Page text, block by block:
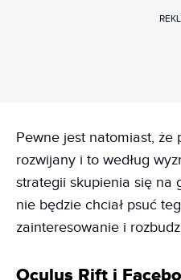
Pewne jest natomiast, że
rozwijany i to według
strategii skupienia się na
nie będzie chciał psuć
zainteresowanie i